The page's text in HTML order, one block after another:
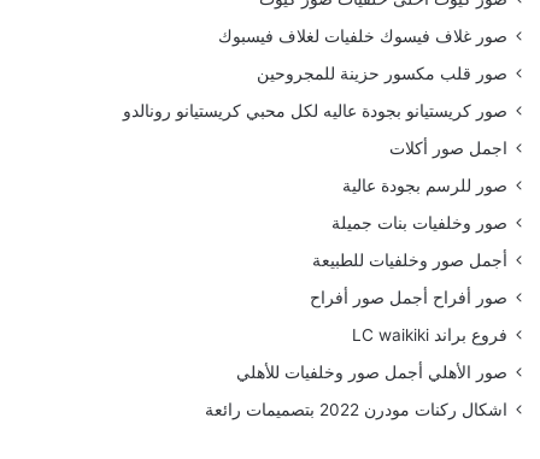
صور غلاف فيسوك خلفيات لغلاف فيسبوك
صور قلب مكسور حزينة للمجروحين
صور كريستيانو بجودة عاليه لكل محبي كريستيانو رونالدو
اجمل صور أكلات
صور للرسم بجودة عالية
صور وخلفيات بنات جميلة
أجمل صور وخلفيات للطبيعة
صور أفراح أجمل صور أفراح
فروع براند LC waikiki
صور الأهلي أجمل صور وخلفيات للأهلي
اشكال ركنات مودرن 2022 بتصميمات رائعة